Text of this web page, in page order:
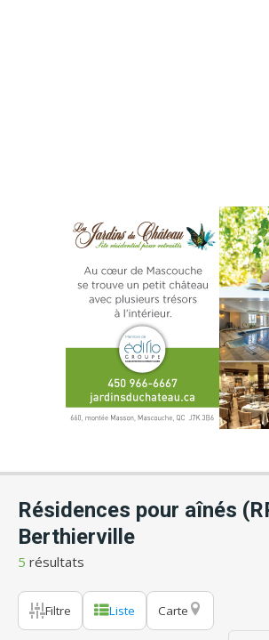
Résidences pour aînés
Berthierville
5 résultats
Filtre Liste Carte